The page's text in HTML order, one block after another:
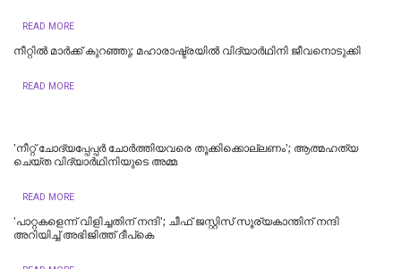
READ MORE
നീറ്റിൽ മാർക്ക് കുറഞ്ഞു; മഹാരാഷ്ട്രയിൽ വിദ്യാർഥിനി ജീവനൊടുക്കി
READ MORE
'നീറ്റ് ചോദ്യപ്പേപ്പർ ചോർത്തിയവരെ തൂക്കിക്കൊല്ലണം'; ആത്മഹത്യ
ചെയ്ത വിദ്യാർഥിനിയുടെ അമ്മ
READ MORE
'പാറ്റകളെന്ന് വിളിച്ചതിന് നന്ദി'; ചീഫ് ജസ്റ്റിസ് സൂര്യകാന്തിന് നന്ദി
അറിയിച്ച് അഭിജിത്ത് ദീപ്‌കെ